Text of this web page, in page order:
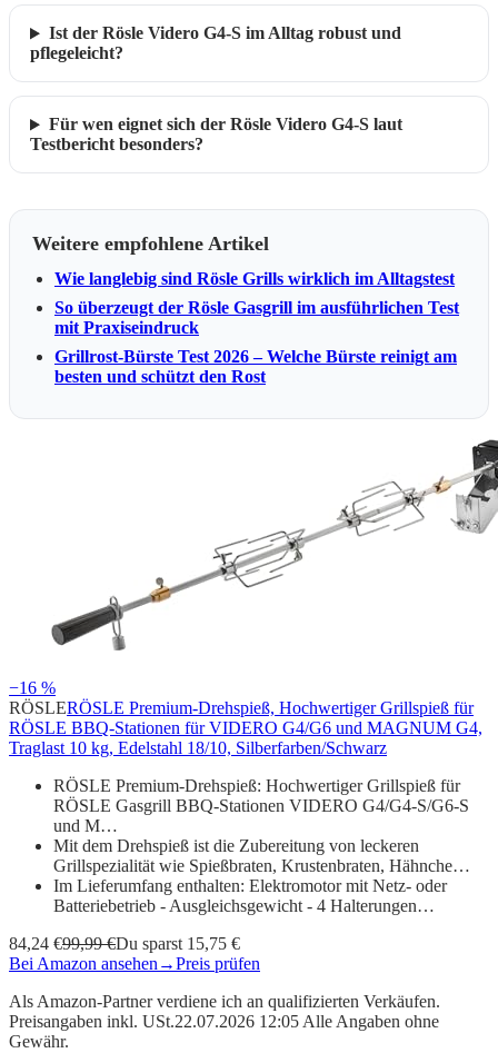
Ist der Rösle Videro G4-S im Alltag robust und
pflegeleicht?
Für wen eignet sich der Rösle Videro G4-S laut
Testbericht besonders?
Weitere empfohlene Artikel
Wie langlebig sind Rösle Grills wirklich im Alltagstest
So überzeugt der Rösle Gasgrill im ausführlichen Test
mit Praxiseindruck
Grillrost-Bürste Test 2026 – Welche Bürste reinigt am
besten und schützt den Rost
−16 %
RÖSLERÖSLE Premium-Drehspieß, Hochwertiger Grillspieß für
RÖSLE BBQ-Stationen für VIDERO G4/G6 und MAGNUM G4,
Traglast 10 kg, Edelstahl 18/10, Silberfarben/Schwarz
RÖSLE Premium-Drehspieß: Hochwertiger Grillspieß für
RÖSLE Gasgrill BBQ-Stationen VIDERO G4/G4-S/G6-S
und M…
Mit dem Drehspieß ist die Zubereitung von leckeren
Grillspezialität wie Spießbraten, Krustenbraten, Hähnche…
Im Lieferumfang enthalten: Elektromotor mit Netz- oder
Batteriebetrieb - Ausgleichsgewicht - 4 Halterungen…
84,24 €99,99 €Du sparst 15,75 €
Bei Amazon ansehen→Preis prüfen
Als Amazon-Partner verdiene ich an qualifizierten Verkäufen.
Preisangaben inkl. USt.22.07.2026 12:05 Alle Angaben ohne
Gewähr.